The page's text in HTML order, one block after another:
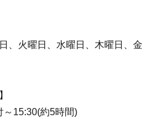
、火曜日、水曜日、木曜日、
15:30(約5時間)